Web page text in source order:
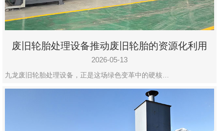
废旧轮胎处理设备推动废旧轮胎的资源化利用
2026-05-13
九龙废旧轮胎处理设备，正是这场绿色变革中的硬核…